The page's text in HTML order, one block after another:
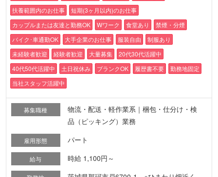
扶養範囲内のお仕事
短期(3ヶ月以内)のお仕事
カップルまたは友達と勤務OK
Wワーク 食堂あり
禁煙・分煙
バイク･車通勤OK
大手企業のお仕事 服装自由
制服あり
未経験者歓迎
経験者歓迎 大量募集
20代30代活躍中
40代50代活躍中
土日祝休み ブランクOK 履歴書不要
勤務地固定
当社スタッフ活躍中
募集職種
物流・配送・軽作業系｜梱包・仕分け・検
品（ピッキング）業務
雇用形態 パート
給与 時給 1,100円～